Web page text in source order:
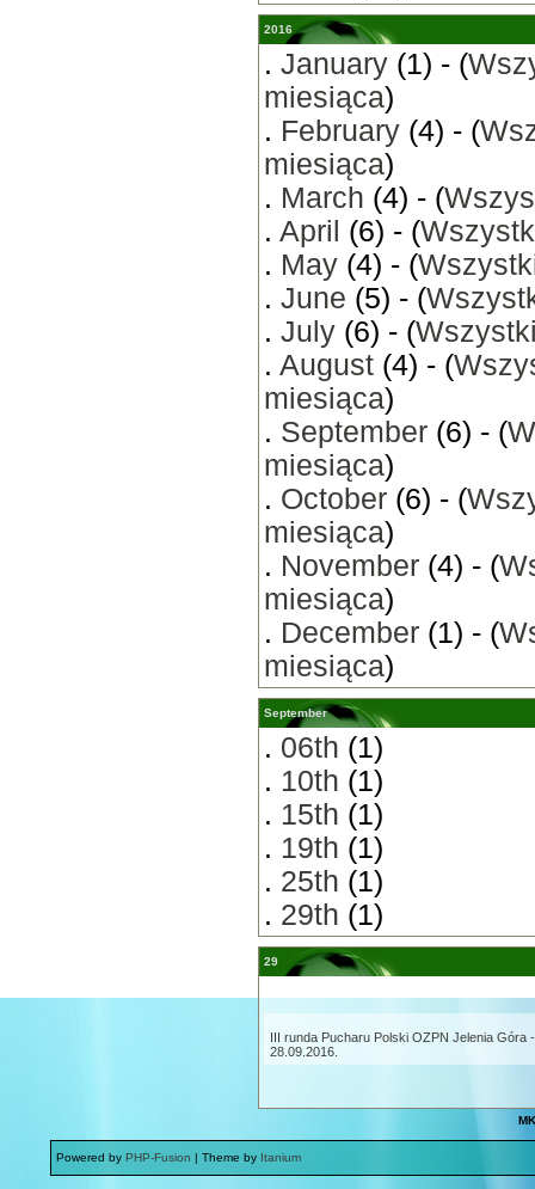
2016
. January (1) - (
miesiąca)
. February (4) - (
miesiąca)
. March (4) - (
. April (6) - (
. May (4) - (
. June (5) - (
. July (6) - (
. August (4) - (
miesiąca)
. September (6) - (
miesiąca)
. October (6) - (
miesiąca)
. November (4) - (
miesiąca)
. December (1) - (
miesiąca)
September
. 06th (1)
. 10th (1)
. 15th (1)
. 19th (1)
. 25th (1)
. 29th (1)
29
III runda Pucharu Polski OZPN Jelenia Góra -
28.09.2016.
Powered by PHP-Fusion | Theme by Itanium